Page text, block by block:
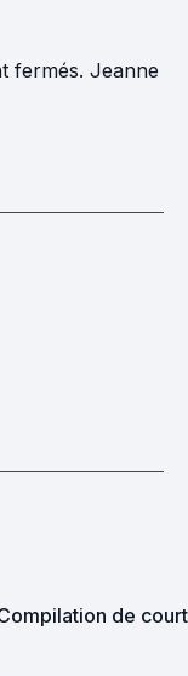
fermés. Jeanne
de